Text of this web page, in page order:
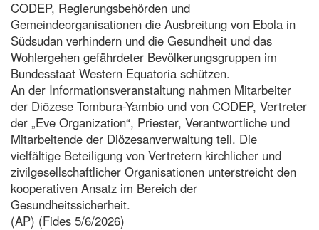
CODEP, Regierungsbehörden und
Gemeindeorganisationen die Ausbreitung von Ebola in
Südsudan verhindern und die Gesundheit und das
Wohlergehen gefährdeter Bevölkerungsgruppen im
Bundesstaat Western Equatoria schützen.
An der Informationsveranstaltung nahmen Mitarbeiter
der Diözese Tombura-Yambio und von CODEP, Vertreter
der „Eve Organization“, Priester, Verantwortliche und
Mitarbeitende der Diözesanverwaltung teil. Die
vielfältige Beteiligung von Vertretern kirchlicher und
zivilgesellschaftlicher Organisationen unterstreicht den
kooperativen Ansatz im Bereich der
Gesundheitssicherheit.
(AP) (Fides 5/6/2026)